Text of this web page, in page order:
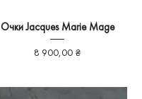
Очки Jacques Marie Mage
Ціна
8 900,00 ₴